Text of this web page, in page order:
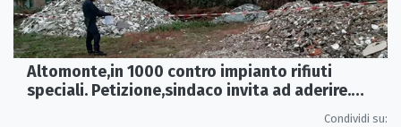
Altomonte,in 1000 contro impianto rifiuti
speciali. Petizione,sindaco invita ad aderire.
Mercoledì 27 ore 18 incontro a palazzetto sport.
Condividi su: